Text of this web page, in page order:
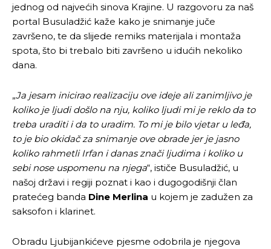
jednog od najvećih sinova Krajine. U razgovoru za naš
portal Busuladžić kaže kako je snimanje juče
završeno, te da slijede remiks materijala i montaža
spota, što bi trebalo biti završeno u idućih nekoliko
dana.
„Ja jesam inicirao realizaciju ove ideje ali zanimljivo je
koliko je ljudi došlo na nju, koliko ljudi mi je reklo da to
treba uraditi i da to uradim. To mi je bilo vjetar u leđa,
to je bio okidač za snimanje ove obrade jer je jasno
koliko rahmetli Irfan i danas znači ljudima i koliko u
sebi nose uspomenu na njega“, ističe Busuladžić, u
našoj državi i regiji poznat i kao i dugogodišnji član
pratećeg banda Dine Merlina u kojem je zadužen za
saksofon i klarinet.
Obradu Ljubijankićeve pjesme odobrila je njegova